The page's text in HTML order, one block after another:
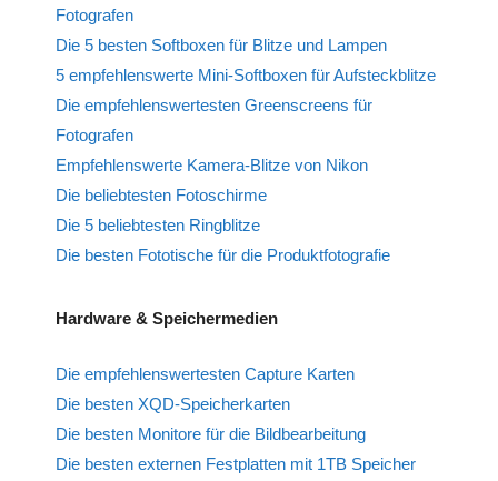
Fotografen
Die 5 besten Softboxen für Blitze und Lampen
5 empfehlenswerte Mini-Softboxen für Aufsteckblitze
Die empfehlenswertesten Greenscreens für
Fotografen
Empfehlenswerte Kamera-Blitze von Nikon
Die beliebtesten Fotoschirme
Die 5 beliebtesten Ringblitze
Die besten Fototische für die Produktfotografie
Hardware & Speichermedien
Die empfehlenswertesten Capture Karten
Die besten XQD-Speicherkarten
Die besten Monitore für die Bildbearbeitung
Die besten externen Festplatten mit 1TB Speicher